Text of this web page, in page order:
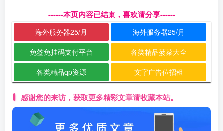
------本页内容已结束，喜欢请分享------
海外服务器25/月 海外服务器25/月
免签免挂码支付平台 各类精品菠菜大全
各类精品qp资源 文字广告位招租
感谢您的来访，获取更多精彩文章请收藏本站。